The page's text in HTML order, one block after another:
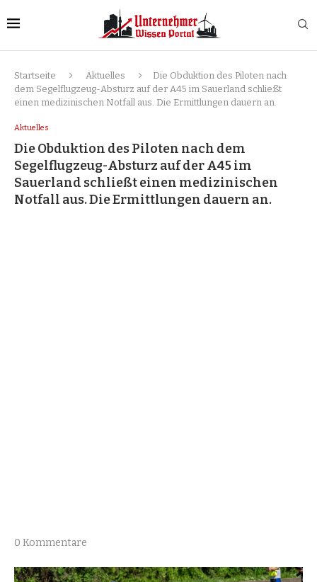
Startseite Aktuelles
Die Obduktion des Piloten nach
dem Segelflugzeug-Absturz auf der A45 im Sauerland schließt
einen medizinischen Notfall aus. Die Ermittlungen dauern an.
Aktuelles
Die Obduktion des Piloten nach dem
Segelflugzeug-Absturz auf der A45 im
Sauerland schließt einen medizinischen
Notfall aus. Die Ermittlungen dauern an.
0 Kommentare